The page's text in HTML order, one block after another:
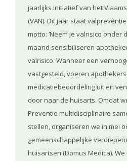
jaarlijks initiatief van het
(VAN). Dit jaar staat
motto: ‘Neem je valrisico onder
maand sensibiliseren
valrisico. Wanneer een
vastgesteld, voeren
medicatiebeoordeling uit en
door naar de huisarts. Omdat
Preventie multidisciplinaire
stellen, organiseren we in mei
gemeenschappelijke
huisartsen (Domus Medica).